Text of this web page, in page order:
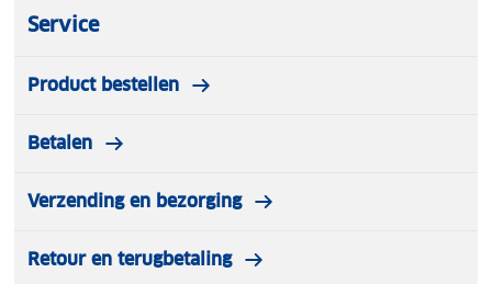
Service
Product bestellen
Betalen
Verzending en bezorging
Retour en terugbetaling